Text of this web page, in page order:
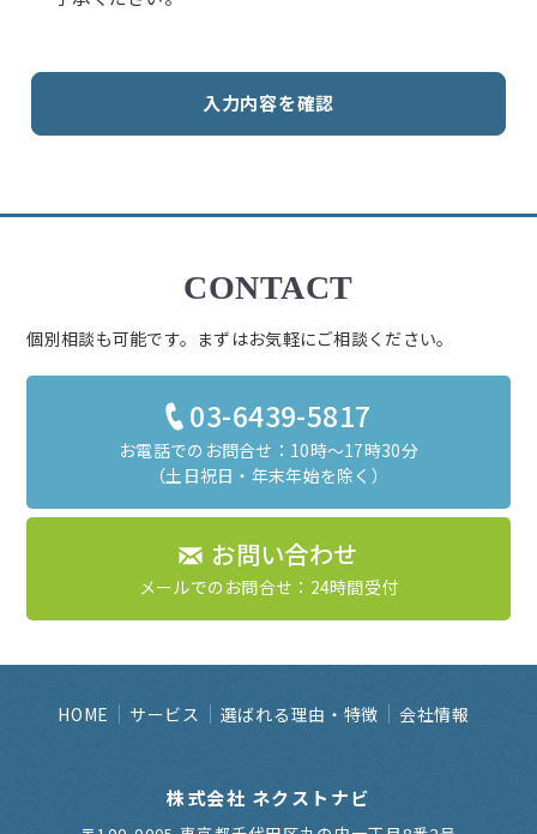
CONTACT
個別相談も可能です。まずはお気軽にご相談ください。
03-6439-5817
お電話でのお問合せ：10時～17時30分
（土日祝日・年末年始を除く）
お問い合わせ
メールでのお問合せ：24時間受付
HOME サービス 選ばれる理由・特徴 会社情報
株式会社 ネクストナビ